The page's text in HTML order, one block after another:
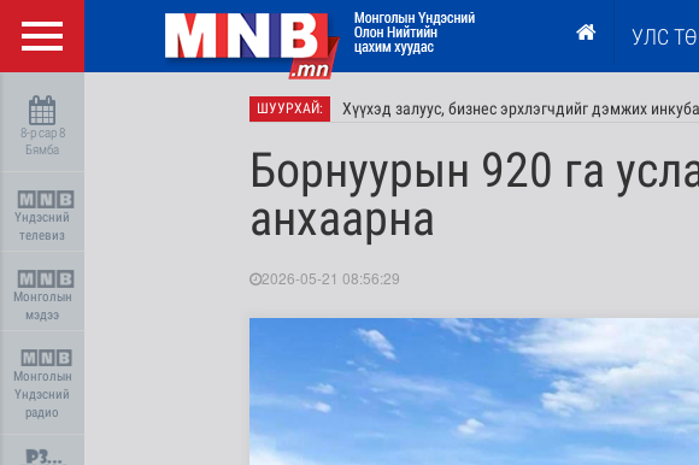
УЛС
8-р сар 8
Бямба
Үндэсний
телевиз
Монголын
мэдээ
Монголын
Үндэсний
радио
ШУУРХАЙ: Хүүхэд залуус, бизнес эрхлэгчдийг дэмжих
Борнуурын 920 га
анхаарна
2026-05-21 08:56:29